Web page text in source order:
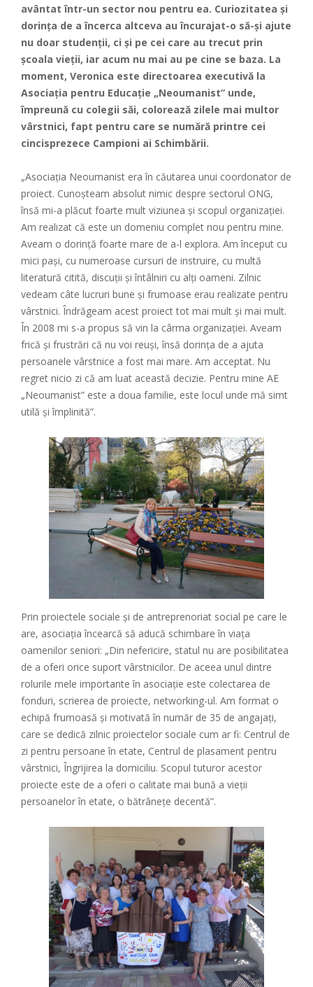
avântat într-un sector nou pentru ea. Curiozitatea și
dorința de a încerca altceva au încurajat-o să-și ajute
nu doar studenții, ci și pe cei care au trecut prin
școala vieții, iar acum nu mai au pe cine se baza. La
moment, Veronica este directoarea executivă la
Asociația pentru Educație „Neoumanist” unde,
împreună cu colegii săi, colorează zilele mai multor
vârstnici, fapt pentru care se numără printre cei
cincisprezece Campioni ai Schimbării.
„Asociația Neoumanist era în căutarea unui coordonator de
proiect. Cunoșteam absolut nimic despre sectorul ONG,
însă mi-a plăcut foarte mult viziunea și scopul organizației.
Am realizat că este un domeniu complet nou pentru mine.
Aveam o dorință foarte mare de a-l explora. Am început cu
mici pași, cu numeroase cursuri de instruire, cu multă
literatură citită, discuții și întâlniri cu alți oameni. Zilnic
vedeam câte lucruri bune și frumoase erau realizate pentru
vârstnici. Îndrăgeam acest proiect tot mai mult și mai mult.
În 2008 mi s-a propus să vin la cârma organizației. Aveam
frică și frustrări că nu voi reuși, însă dorința de a ajuta
persoanele vârstnice a fost mai mare. Am acceptat. Nu
regret nicio zi că am luat această decizie. Pentru mine AE
„Neoumanist” este a doua familie, este locul unde mă simt
utilă și împlinită”.
Prin proiectele sociale și de antreprenoriat social pe care le
are, asociația încearcă să aducă schimbare în viața
oamenilor seniori: „Din nefericire, statul nu are posibilitatea
de a oferi orice suport vârstnicilor. De aceea unul dintre
rolurile mele importante în asociație este colectarea de
fonduri, scrierea de proiecte, networking-ul. Am format o
echipă frumoasă și motivată în număr de 35 de angajați,
care se dedică zilnic proiectelor sociale cum ar fi: Centrul de
zi pentru persoane în etate, Centrul de plasament pentru
vârstnici, Îngrijirea la domiciliu. Scopul tuturor acestor
proiecte este de a oferi o calitate mai bună a vieții
persoanelor în etate, o bătrânețe decentă”.